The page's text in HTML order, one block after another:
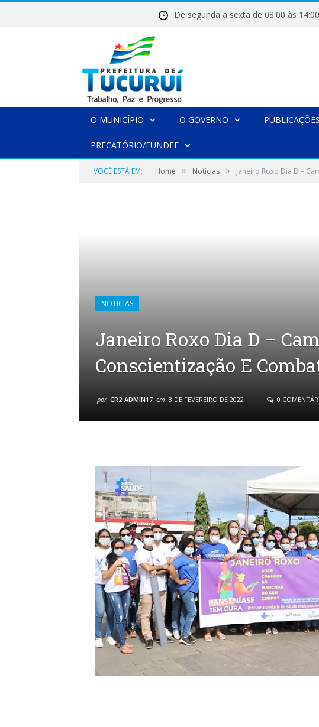
De segunda a sexta de 08:00 às
O MUNICÍPIO O GOVERNO PUBLICAÇÕES
PRECATÓRIO/FUNDEF
VOCÊ ESTÁ EM: Home » Notícias » Janeiro Roxo Dia D –
NOTÍCIAS
Janeiro Roxo Dia D –
Conscientização E
por CR2-ADMIN17 em 3 DE FEVEREIRO DE 2022 0